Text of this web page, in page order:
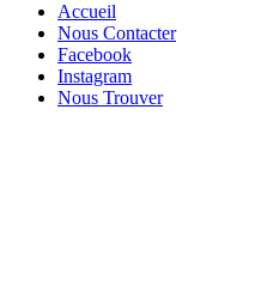
Accueil
Nous Contacter
Facebook
Instagram
Nous Trouver